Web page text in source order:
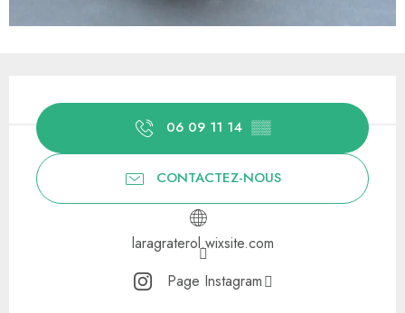
06 09 11 14 ▒▒
CONTACTEZ-NOUS
laragraterol.wixsite.com
Page Instagram